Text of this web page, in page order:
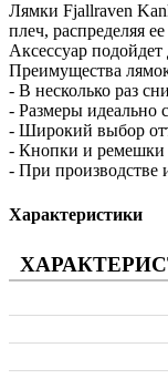
Лямки Fjallraven
плеч, распределяя
Аксессуар
Преимущества
- В несколько раз
- Размеры идеально
- Широкий выбор
- Кнопки и ремешки
- При производстве
Характеристики